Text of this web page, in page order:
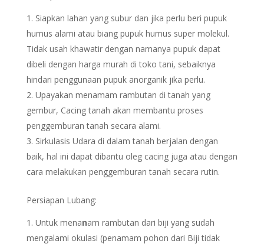
Siapkan lahan yang subur dan jika perlu beri pupuk
humus alami atau biang pupuk humus super molekul.
Tidak usah khawatir dengan namanya pupuk dapat
dibeli dengan harga murah di toko tani, sebaiknya
hindari penggunaan pupuk anorganik jika perlu.
Upayakan menamam rambutan di tanah yang
gembur, Cacing tanah akan membantu proses
penggemburan tanah secara alami.
Sirkulasis Udara di dalam tanah berjalan dengan
baik, hal ini dapat dibantu oleg cacing juga atau dengan
cara melakukan penggemburan tanah secara rutin.
Persiapan Lubang:
Untuk menanam rambutan dari biji yang sudah
mengalami okulasi (penamam pohon dari Biji tidak